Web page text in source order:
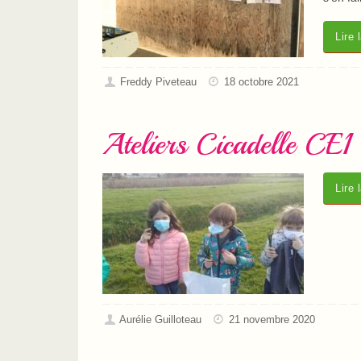
Lire
Freddy Piveteau 18 octobre 2021
Ateliers Cicadelle CE1
Lire
Aurélie Guilloteau 21 novembre 2020